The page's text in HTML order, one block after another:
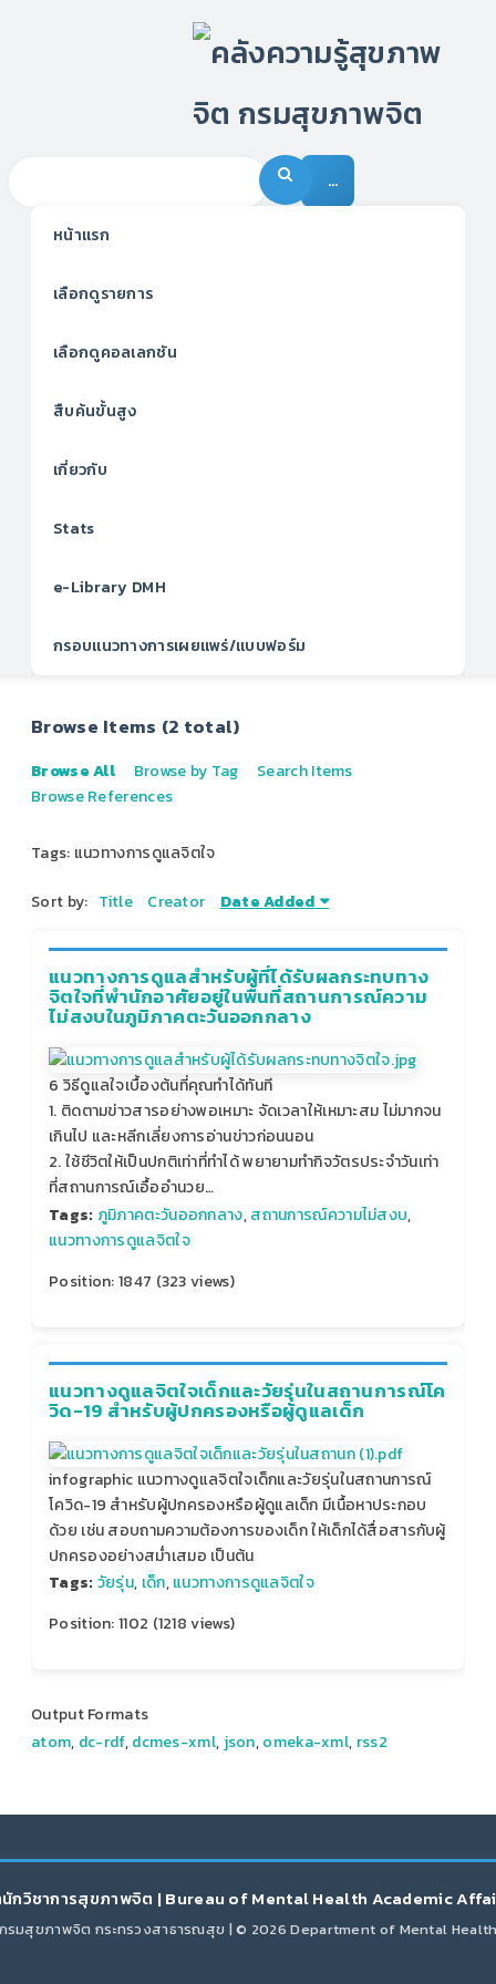
…
หน้าแรก
เลือกดูรายการ
เลือกดูคอลเลกชัน
สืบค้นขั้นสูง
เกี่ยวกับ
Stats
e-Library DMH
กรอบแนวทางการเผยแพร่/แบบฟอร์ม
Browse Items (2 total)
Browse All Browse by Tag
Search Items
Browse References
Tags: แนวทางการดูแลจิตใจ
Sort by: Title Creator Date Added
แนวทางการดูแลสำหรับผู้ที่ได้รับผลกระทบทาง
จิตใจที่พำนักอาศัยอยู่ในพื้นที่สถานการณ์ความ
ไม่สงบในภูมิภาคตะวันออกกลาง
6 วิธีดูแลใจเบื้องต้นที่คุณทำได้ทันที
1. ติดตามข่าวสารอย่างพอเหมาะ จัดเวลาให้เหมาะสม ไม่มากจน
เกินไป และหลีกเลี่ยงการอ่านข่าวก่อนนอน
2. ใช้ชีวิตให้เป็นปกติเท่าที่ทำได้ พยายามทำกิจวัตรประจำวันเท่า
ที่สถานการณ์เอื้ออำนวย…
Tags: ภูมิภาคตะวันออกกลาง,สถานการณ์ความไม่สงบ,
แนวทางการดูแลจิตใจ
Position:1847 (323views)
แนวทางดูแลจิตใจเด็กและวัยรุ่นในสถานการณ์โค
วิด-19 สำหรับผู้ปกครองหรือผู้ดูแลเด็ก
infographic แนวทางดูแลจิตใจเด็กและวัยรุ่นในสถานการณ์
โควิด-19 สำหรับผู้ปกครองหรือผู้ดูแลเด็ก มีเนื้อหาประกอบ
ด้วย เช่น สอบถามความต้องการของเด็ก ให้เด็กได้สื่อสารกับผู้
ปกครองอย่างสม่ำเสมอ เป็นต้น
Tags: วัยรุ่น, เด็ก,แนวทางการดูแลจิตใจ
Position:1102 (1218views)
Output Formats
atom, dc-rdf,dcmes-xml, json,omeka-xml, rss2
กวิชาการสุขภาพจิต | Bureau of Mental Health Academic
รมสุขภาพจิต กระทรวงสาธารณสุข | © 2026 Department of Mental